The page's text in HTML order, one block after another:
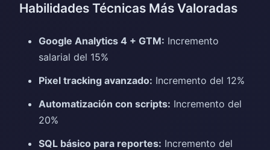
Habilidades Técnicas Más Valoradas
Google Analytics 4 + GTM: Incremento
salarial del 15%
Pixel tracking avanzado: Incremento del 12%
Automatización con scripts: Incremento del
20%
SQL básico para reportes: Incremento del